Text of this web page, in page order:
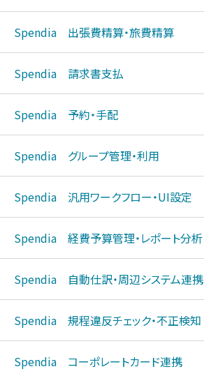
Spendia 出張費精算・旅費精算
Spendia 請求書支払
Spendia 予約・手配
Spendia グループ管理・利用
Spendia 汎用ワークフロー・UI設定
Spendia 経費予算管理・レポート分析
Spendia 自動仕訳・周辺システム連携
Spendia 規程違反チェック・不正検知
Spendia コーポレートカード連携